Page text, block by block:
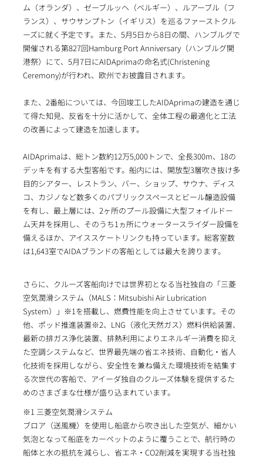
ム（オランダ）、ゼーブルッヘ（ベルギー）、ルアーブル（フ
ランス）、サウサンプトン（イギリス）を巡るファーストクル
ーズに就く予定です。また、5月5日から8日の間、ハンブルグで
開催される第827回Hamburg Port Anniversary（ハンブルグ開
港祭）にて、5月7日にAIDAprimaの命名式(Christening
Ceremony)が行われ、欧州でお披露目されます。
また、2番船については、今回竣工したAIDAprimaの建造を通じ
て得た知見、反省を十分に活かして、全体工程の最適化と工法
の改善によって建造を加速します。
AIDAprimaは、総トン数約12万5,000トンで、全長300m、18の
デッキを有する大型客船です。船内には、開放型3層吹き抜け多
目的シアター、レストラン、バー、ショップ、サウナ、ディス
コ、カジノなど数多くのパブリックスペースとビール醸造設備
を有し、最上層には、2ヶ所のプール設備に大型フォイルドー
ム天井を採用し、そのうち1ヵ所にウォータースライダー設備を
備えるほか、アイススケートリンクも持っています。総客室数
は1,643室でAIDAブランドの客船としては最大を誇ります。
さらに、クルーズ客船向けでは世界初となる当社独自の「三菱
空気潤滑システム（MALS：Mitsubishi Air Lubrication
System）」※1を搭載し、燃費性能を向上させています。その
他、ポッド推進装置※2、LNG（液化天然ガス）燃料供給装置、
最新の排ガス浄化装置、排熱利用によりエネルギー消費を抑え
た空調システムなど、世界最先端の省エネ技術、自動化・省人
化技術を採用しながら、安全性を兼ね備えた環境技術を結集す
る次世代の客船で、アイーダ独自のクルーズ体験を提供するた
めのさまざまな仕様が盛り込まれています。
※1 三菱空気潤滑システム
ブロア（送風機）を使用し船底から吹き出した空気が、細かい
気泡となって船底をカーペットのように覆うことで、航行時の
船体と水の抵抗を減らし、省エネ・CO2削減を実現する当社独